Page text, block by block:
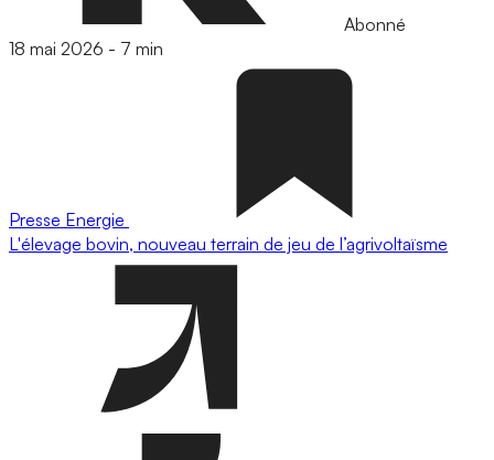
Abonné
18 mai 2026 - 7 min
Presse Energie
L'élevage bovin, nouveau terrain de jeu de l’agrivoltaïsme